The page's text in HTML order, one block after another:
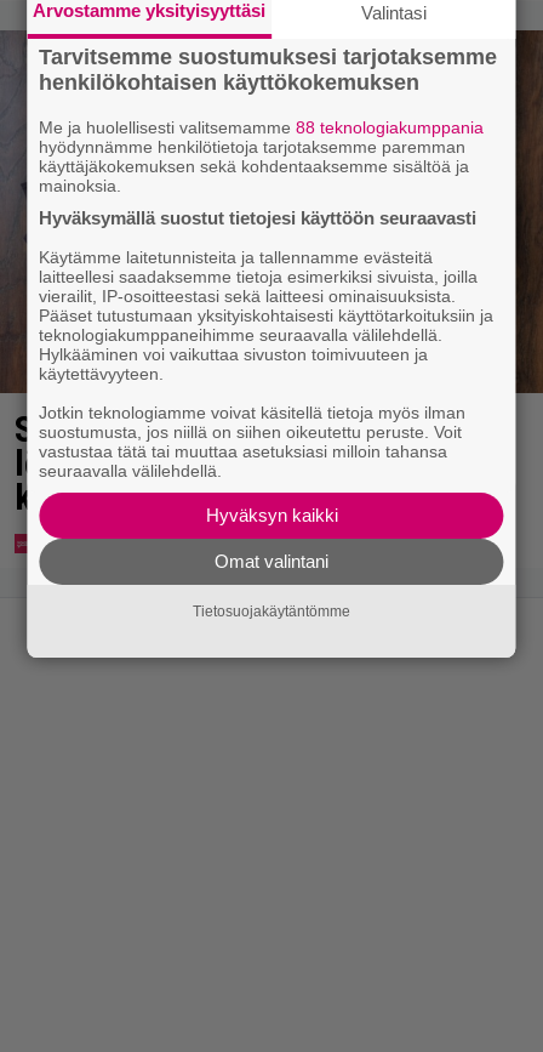
Syötkö perunoita näin? Tutkijat
löysivät yhteyden vakavaan
kansansairauteen
Arvostamme yksityisyyttäsi Valintasi
Tarvitsemme suostumuksesi tarjotaksemme
henkilökohtaisen käyttökokemuksen
Me ja huolellisesti valitsemamme88 teknologiakumppania
hyödynnämme henkilötietoja tarjotaksemme paremman
käyttäjäkokemuksen sekä kohdentaaksemme sisältöä ja
mainoksia.
Hyväksymällä suostut tietojesi käyttöön seuraavasti
Käytämme laitetunnisteita ja tallennamme evästeitä
laitteellesi saadaksemme tietoja esimerkiksi sivuista, joilla
vierailit, IP-osoitteestasi sekä laitteesi ominaisuuksista.
Pääset tutustumaan yksityiskohtaisesti käyttötarkoituksiin ja
teknologiakumppaneihimme seuraavalla välilehdellä.
Hylkääminen voi vaikuttaa sivuston toimivuuteen ja
käytettävyyteen.
Jotkin teknologiamme voivat käsitellä tietoja myös ilman
suostumusta, jos niillä on siihen oikeutettu peruste. Voit
vastustaa tätä tai muuttaa asetuksiasi milloin tahansa
seuraavalla välilehdellä.
Hyväksyn kaikki
Omat valintani
Tietosuojakäytäntömme